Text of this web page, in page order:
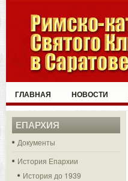
ГЛАВНАЯ НОВОСТИ
ЕПАРХИЯ
Документы
История Епархии
История до 1939